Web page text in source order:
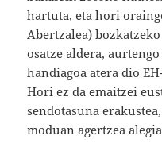
hartuta, eta hori
Abertzalea)
osatze aldera,
handiagoa atera dio
Hori ez da emaitzei
sendotasuna
moduan agertzea